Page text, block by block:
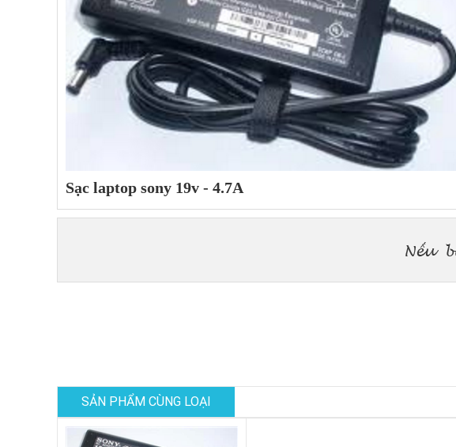
Sạc laptop sony 19v - 4.7A
SẢN PHẨM CÙNG LOẠI